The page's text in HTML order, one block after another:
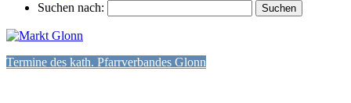
Suchen nach:
Termine des kath. Pfarrverbandes Glonn